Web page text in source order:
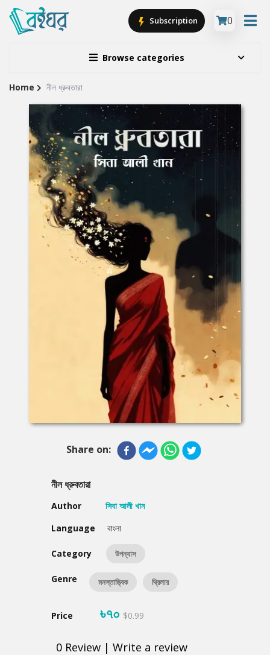
Browse categories
Subscription 0
Site
Breadcrumb
Home নীল ধ্রুবতারা
Share on:
নীল ধ্রুবতারা
Author
সিবা আলী খান
Language
বাংলা
Category উপন্যাস
Genre মনস্তাত্ত্বিক থ্রিলার
Price ৳৭০ $0.99
0 Review | Write a review